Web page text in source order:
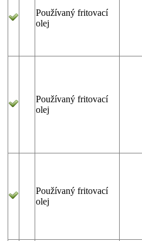
Používaný fritovací
olej
Používaný fritovací
olej
Používaný fritovací
olej